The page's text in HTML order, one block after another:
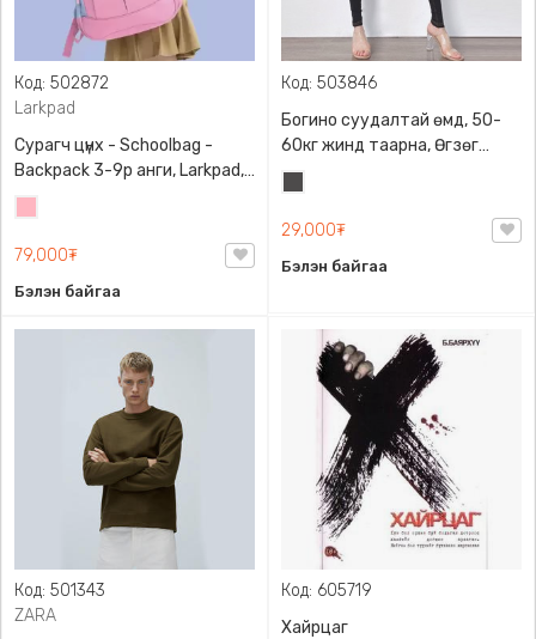
Код: 502872
Larkpad
Сурагч цүнх - Schoolbag -
Backpack 3-9р анги, Larkpad,
9009-10128, Цацруулагчтай,
Олон тасалгаатай
79,000₮
Бэлэн байгаа
Код: 503846
Богино суудалтай өмд, 50-
60кг жинд таарна, Өгзөг
өргөгчтэй
29,000₮
Бэлэн байгаа
Код: 501343
ZARA
Код: 605719
Хайрцаг